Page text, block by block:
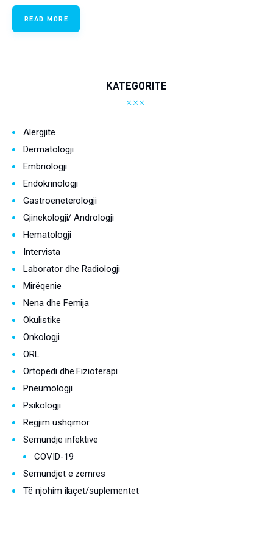
Pneumologji
Regjim ushqimor
COVID-19
Semundjet e zemres
Të njohim ilaçet/suplementet
READ MORE
KATEGORITE
Alergjite
Dermatologji
Embriologji
Endokrinologji
Gastroeneterologji
Gjinekologji/ Andrologji
Hematologji
Intervista
Laborator dhe Radiologji
Mirëqenie
Nena dhe Femija
Okulistike
Onkologji
ORL
Ortopedi dhe Fizioterapi
Pneumologji
Psikologji
Regjim ushqimor
Sëmundje infektive
COVID-19
Semundjet e zemres
Të njohim ilaçet/suplementet